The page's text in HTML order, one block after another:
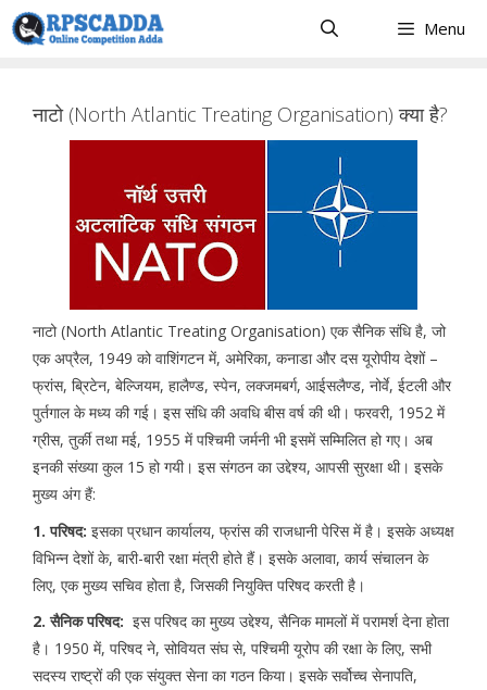
Skip
to
Menu
नाटो (North Atlantic Treating Organisation) क्या है?
नाटो (North Atlantic Treating Organisation) एक सैनिक संधि है, जो
एक अप्रैल, 1949 को वाशिंगटन में, अमेरिका, कनाडा और दस यूरोपीय देशों –
फ्रांस, ब्रिटेन, बेल्जियम, हालैण्ड, स्पेन, लक्जमबर्ग, आईसलैण्ड, नोर्वे, ईटली और
पुर्तगाल के मध्य की गई। इस संधि की अवधि बीस वर्ष की थी। फरवरी, 1952 में
ग्रीस, तुर्की तथा मई, 1955 में पश्चिमी जर्मनी भी इसमें सम्मिलित हो गए। अब
इनकी संख्या कुल 15 हो गयी। इस संगठन का उद्देश्य, आपसी सुरक्षा थी। इसके
मुख्य अंग हैं:
1. परिषद: इसका प्रधान कार्यालय, फ्रांस की राजधानी पेरिस में है। इसके अध्यक्ष
विभिन्न देशों के, बारी-बारी रक्षा मंत्री होते हैं। इसके अलावा, कार्य संचालन के
लिए, एक मुख्य सचिव होता है, जिसकी नियुक्ति परिषद करती है।
2. सैनिक परिषद: इस परिषद का मुख्य उद्देश्य, सैनिक मामलों में परामर्श देना होता
है। 1950 में, परिषद ने, सोवियत संघ से, पश्चिमी यूरोप की रक्षा के लिए, सभी
सदस्य राष्ट्रों की एक संयुक्त सेना का गठन किया। इसके सर्वोच्च सेनापति,